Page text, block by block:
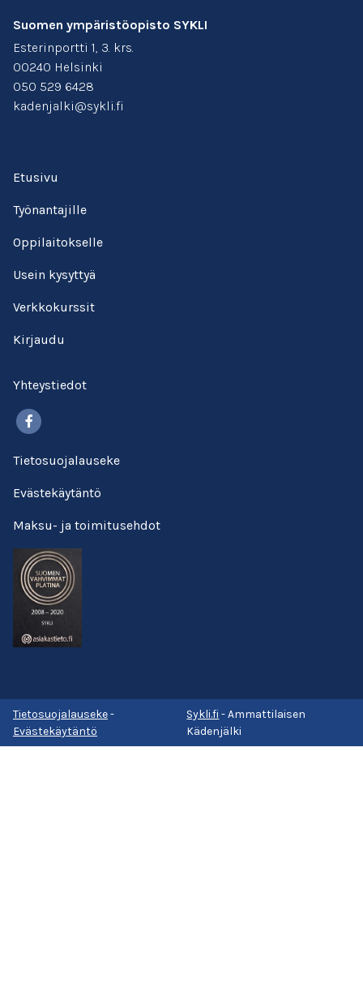
Suomen ympäristöopisto SYKLI
Esterinportti 1, 3. krs.
00240 Helsinki
050 529 6428
kadenjalki@sykli.fi
Etusivu
Työnantajille
Oppilaitokselle
Usein kysyttyä
Verkkokurssit
Kirjaudu
Yhteystiedot
Tietosuojalauseke
Evästekäytäntö
Maksu- ja toimitusehdot
Tietosuojalauseke-
Evästekäytäntö
Sykli.fi - Ammattilaisen
Kädenjälki